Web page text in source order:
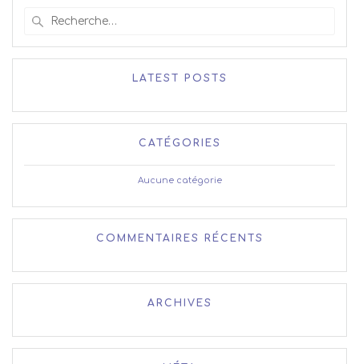
:
LATEST POSTS
CATÉGORIES
Aucune catégorie
COMMENTAIRES RÉCENTS
ARCHIVES